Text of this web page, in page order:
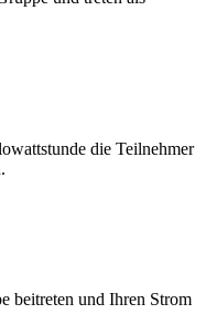
die Teilnehmer
beitreten und Ihren Strom